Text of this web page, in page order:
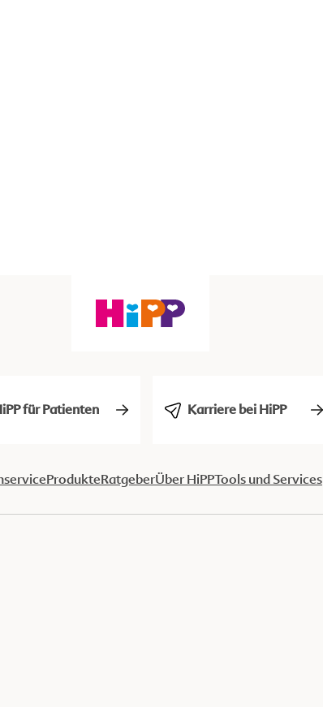
für Patienten Karriere bei HiPP
ProdukteRatgeberÜber HiPPTools und Services